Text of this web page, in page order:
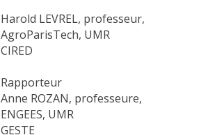
Harold LEVREL, professeur,
AgroParisTech, UMR
CIRED
Rapporteur
Anne ROZAN, professeure,
ENGEES, UMR